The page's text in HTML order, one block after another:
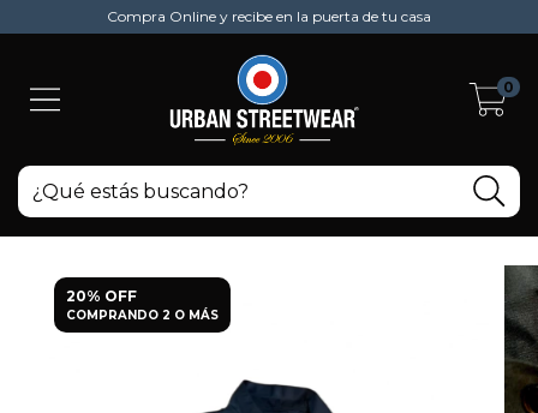
Compra Online y recibe en la puerta de tu casa
0
20% OFF
COMPRANDO 2 O MÁS